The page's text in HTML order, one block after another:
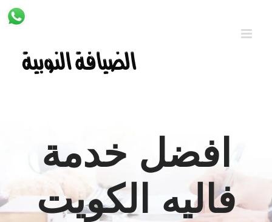
افضل خدمة
فاليه الكويت